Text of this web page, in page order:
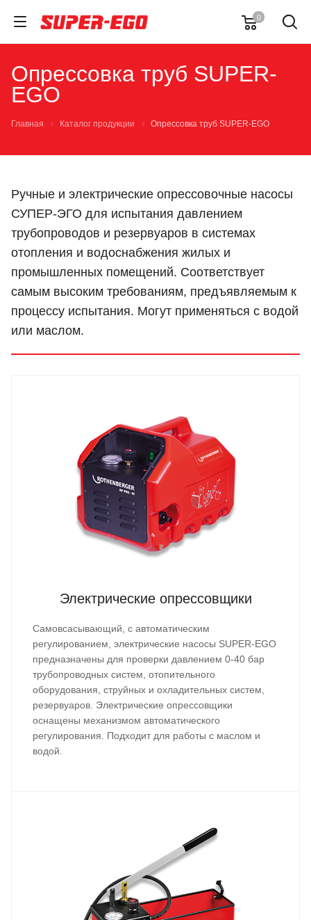
0
Опрессовка труб SUPER-
EGO
Главная Каталог продукции Опрессовка труб SUPER-EGO
Ручные и электрические опрессовочные насосы
СУПЕР-ЭГО для испытания давлением
трубопроводов и резервуаров в системах
отопления и водоснабжения жилых и
промышленных помещений. Соответствует
самым высоким требованиям, предъявляемым к
процессу испытания. Могут применяться с водой
или маслом.
Электрические опрессовщики
Самовсасывающий, с автоматическим
регулированием, электрические насосы SUPER-EGO
предназначены для проверки давлением 0-40 бар
трубопроводных систем, отопительного
оборудования, струйных и охладительных систем,
резервуаров. Электрические опрессовщики
оснащены механизмом автоматического
регулирования. Подходит для работы с маслом и
водой.